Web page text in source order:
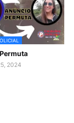
2024